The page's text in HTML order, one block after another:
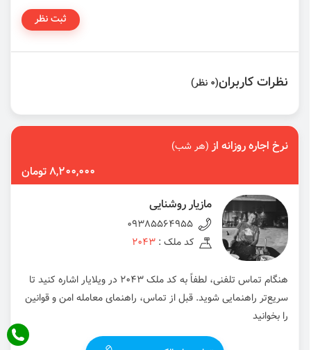
ثبت نظر
نظرات کاربران(0 نظر)
نرخ اجاره روزانه از(هر شب)
8,200,000 تومان
مازیار روشنایی
09385564955
کد ملک : 2043
هنگام تماس تلفنی، لطفاً به کد ملک 2043 در ویلایار اشاره کنید تا
سریع‌تر راهنمایی شوید. قبل از تماس، راهنمای معامله امن و قوانین
را بخوانید